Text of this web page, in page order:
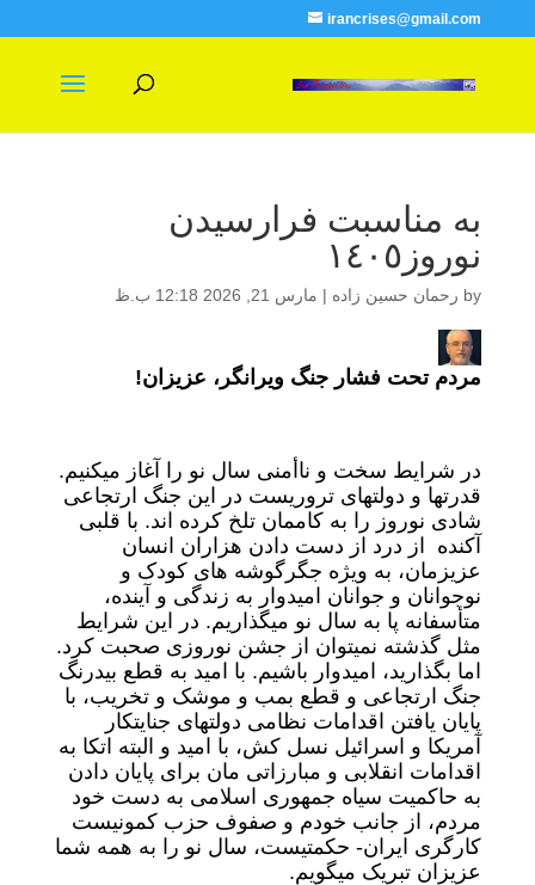
irancrises@gmail.com
به مناسبت فرارسیدن
نوروز١٤٠٥
by رحمان حسین زاده | مارس 21, 2026 12:18 ب.ظ
مردم تحت فشار جنگ ویرانگر، عزیزان!
در شرایط سخت و ناأمنی سال نو را آغاز میکنیم.
قدرتها و دولتهای تروریست در این جنگ ارتجاعی
شادی نوروز را به کاممان تلخ کرده اند. با قلبی
آکنده از درد از دست دادن هزاران انسان
عزیزمان، به ویژه جگرگوشه های کودک و
نوجوانان و جوانان امیدوار به زندگی و آینده،
متأسفانه پا به سال نو میگذاریم. در این شرایط
مثل گذشته نمیتوان از جشن نوروزی صحبت کرد.
اما بگذارید، امیدوار باشیم. با امید به قطع بیدرنگ
جنگ ارتجاعی و قطع بمب و موشک و تخریب، با
پایان یافتن اقدامات نظامی دولتهای جنایتکار
آمریکا و اسرائیل نسل کش، با امید و البته اتکا به
اقدامات انقلابی و مبارزاتی مان برای پایان دادن
به حاکمیت سیاه جمهوری اسلامی به دست خود
مردم، از جانب خودم و صفوف حزب کمونیست
کارگری ایران- حکمتیست، سال نو را به همه شما
عزیزان تبریک میگویم.